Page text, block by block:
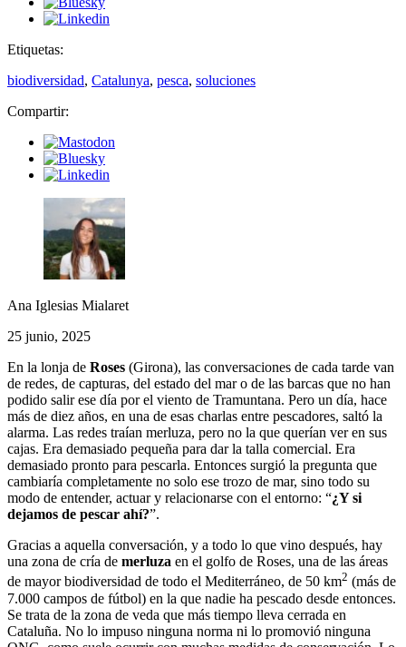
Etiquetas:
biodiversidad, Catalunya, pesca, soluciones
Compartir:
Ana Iglesias Mialaret
25 junio, 2025
En la lonja de Roses (Girona), las conversaciones de cada tarde van
de redes, de capturas, del estado del mar o de las barcas que no han
podido salir ese día por el viento de Tramuntana. Pero un día, hace
más de diez años, en una de esas charlas entre pescadores, saltó la
alarma. Las redes traían merluza, pero no la que querían ver en sus
cajas. Era demasiado pequeña para dar la talla comercial. Era
demasiado pronto para pescarla. Entonces surgió la pregunta que
cambiaría completamente no solo ese trozo de mar, sino todo su
modo de entender, actuar y relacionarse con el entorno: “¿Y si
dejamos de pescar ahí?”.
Gracias a aquella conversación, y a todo lo que vino después, hay
una zona de cría de merluza en el golfo de Roses, una de las áreas
de mayor biodiversidad de todo el Mediterráneo, de 50 km2 (más de
7.000 campos de fútbol) en la que nadie ha pescado desde entonces.
Se trata de la zona de veda que más tiempo lleva cerrada en
Cataluña. No lo impuso ninguna norma ni lo promovió ninguna